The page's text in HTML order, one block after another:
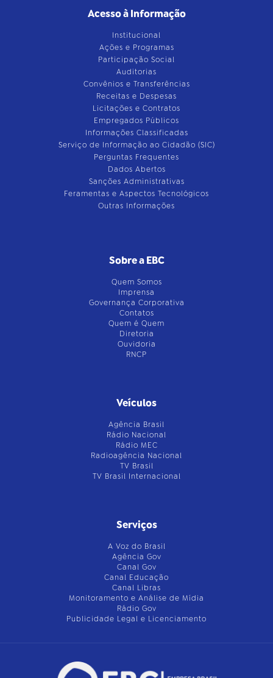
Acesso à Informação
Institucional
Ações e Programas
Participação Social
Auditorias
Convênios e Transferências
Receitas e Despesas
Licitações e Contratos
Empregados Públicos
Informações Classificadas
Serviço de Informação ao Cidadão (SIC)
Perguntas Frequentes
Dados Abertos
Sanções Administrativas
Feramentas e Aspectos Tecnológicos
Outras Informações
Sobre a EBC
Quem Somos
Imprensa
Governança Corporativa
Contatos
Quem é Quem
Diretoria
Ouvidoria
RNCP
Veículos
Agência Brasil
Rádio Nacional
Rádio MEC
Radioagência Nacional
TV Brasil
TV Brasil Internacional
Serviços
A Voz do Brasil
Agência Gov
Canal Gov
Canal Educação
Canal Libras
Monitoramento e Análise de Mídia
Rádio Gov
Publicidade Legal e Licenciamento